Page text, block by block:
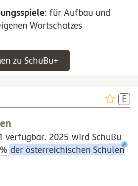
: für Aufbau und
Wortschatzes
zu SchuBu+
verfügbar. 2025 wird SchuBu
der österreichischen Schulen